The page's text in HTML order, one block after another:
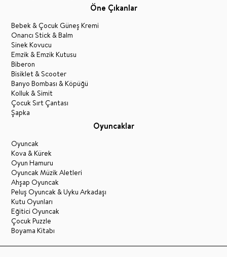
Öne Çıkanlar
Bebek & Çocuk Güneş Kremi
Onarıcı Stick & Balm
Sinek Kovucu
Emzik & Emzik Kutusu
Biberon
Bisiklet & Scooter
Banyo Bombası & Köpüğü
Kolluk & Simit
Çocuk Sırt Çantası
Şapka
Oyuncaklar
Oyuncak
Kova & Kürek
Oyun Hamuru
Oyuncak Müzik Aletleri
Ahşap Oyuncak
Peluş Oyuncak & Uyku Arkadaşı
Kutu Oyunları
Eğitici Oyuncak
Çocuk Puzzle
Boyama Kitabı